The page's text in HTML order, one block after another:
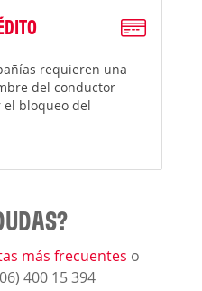
requieren una
del conductor
bloqueo del
más frecuentes o
400 15 394